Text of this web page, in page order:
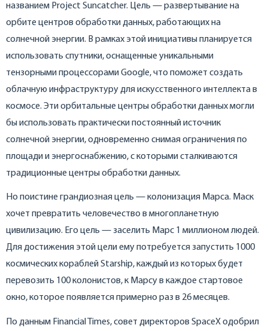
названием Project Suncatcher. Цель — развертывание на
орбите центров обработки данных, работающих на
солнечной энергии. В рамках этой инициативы планируется
использовать спутники, оснащенные уникальными
тензорными процессорами Google, что поможет создать
облачную инфраструктуру для искусственного интеллекта в
космосе. Эти орбитальные центры обработки данных могли
бы использовать практически постоянный источник
солнечной энергии, одновременно снимая ограничения по
площади и энергоснабжению, с которыми сталкиваются
традиционные центры обработки данных.
Но поистине грандиозная цель — колонизация Марса. Маск
хочет превратить человечество в многопланетную
цивилизацию. Его цель — заселить Марс 1 миллионом людей.
Для достижения этой цели ему потребуется запустить 1000
космических кораблей Starship, каждый из которых будет
перевозить 100 колонистов, к Марсу в каждое стартовое
окно, которое появляется примерно раз в 26 месяцев.
По данным Financial Times, совет директоров SpaceX одобрил